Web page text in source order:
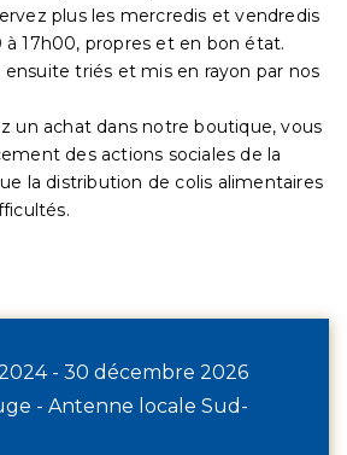
plus les mercredis et vendredis
à 17h00, propres et en bon état.
triés et mis en rayon par nos
un achat dans notre boutique, vous
des actions sociales de la
la distribution de colis alimentaires
- 30 décembre 2026
- Antenne locale Sud-